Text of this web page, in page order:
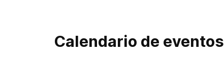
Calendario de eventos